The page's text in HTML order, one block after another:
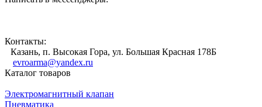
Контакты:
Казань, п. Высокая Гора, ул. Большая Красная 178Б
evroarma@yandex.ru
Каталог товаров
Электромагнитный клапан
Пневматика